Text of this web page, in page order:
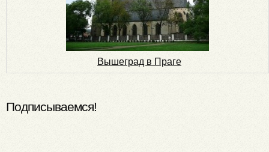
Вышеград в Праге
Подписываемся!